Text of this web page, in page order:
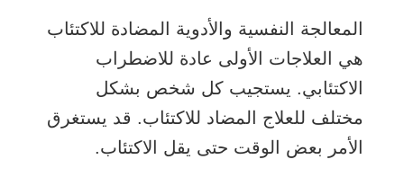
المعالجة النفسية والأدوية المضادة للاكتئاب
هي العلاجات الأولى عادة للاضطراب
الاكتئابي. يستجيب كل شخص بشكل
مختلف للعلاج المضاد للاكتئاب. قد يستغرق
الأمر بعض الوقت حتى يقل الاكتئاب.